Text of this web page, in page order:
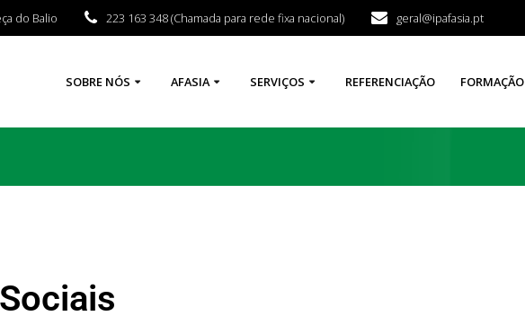
do Balio 223 163 348 (Chamada para rede fixa nacional) geral@ipafasia.pt
SOBRE NÓS AFASIA SERVIÇOS REFERENCIAÇÃO FORMAÇÃO